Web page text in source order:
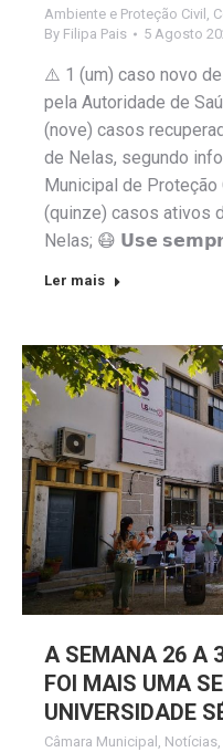
Ambiente e Proteção Civil ,
By Filipa Pais 5 Agosto
⚠️ 1 (um) caso novo
pela Autoridade de
(nove) casos
de Nelas, segundo
Municipal de
(quinze) casos ativos
Nelas; 😷 𝗨𝘀𝗲
Ler mais
A SEMANA 26 A
FOI MAIS UMA
UNIVERSIDADE
Câmara Municipal , Notícias,